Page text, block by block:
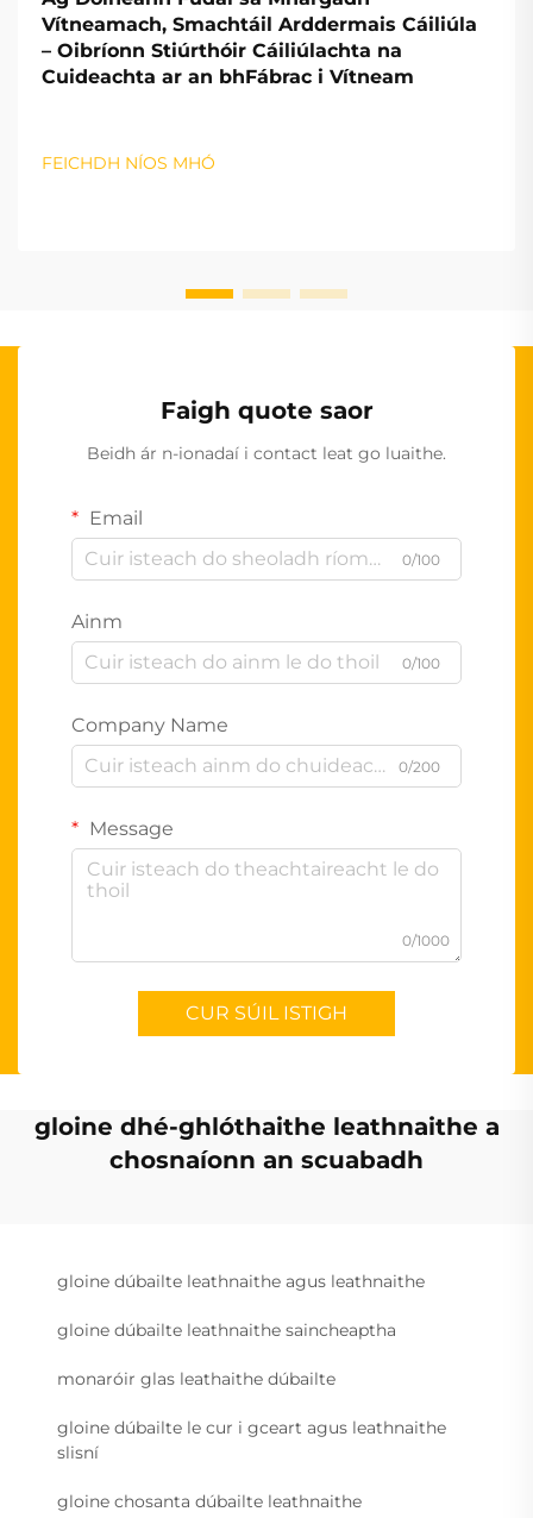
Vítneamach, Smachtáil Arddermais Cáiliúla
– Oibríonn Stiúrthóir Cáiliúlachta na
Cuideachta ar an bhFábrac i Vítneam
FEICHDH NÍOS MHÓ
Faigh quote saor
Beidh ár n-ionadaí i contact leat go luaithe.
Email
0/100
Ainm
0/100
Company Name
0/200
Message
0/1000
CUR SÚIL ISTIGH
gloine dhé-ghlóthaithe leathnaithe a
chosnaíonn an scuabadh
gloine dúbailte leathnaithe agus leathnaithe
gloine dúbailte leathnaithe saincheaptha
monaróir glas leathaithe dúbailte
gloine dúbailte le cur i gceart agus leathnaithe
slisní
gloine chosanta dúbailte leathnaithe